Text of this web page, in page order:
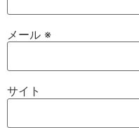
メール ※
サイト